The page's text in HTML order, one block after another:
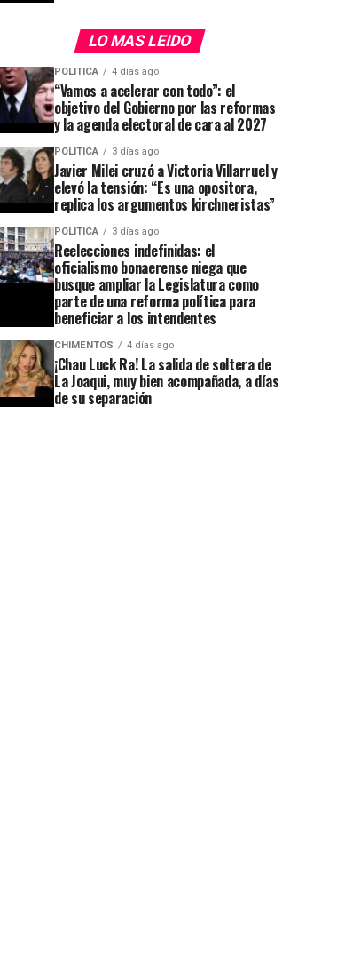
LO MAS LEIDO
POLITICA 4 días ago
“Vamos a acelerar con todo”: el
objetivo del Gobierno por las reformas
y la agenda electoral de cara al 2027
POLITICA 3 días ago
Javier Milei cruzó a Victoria Villarruel y
elevó la tensión: “Es una opositora,
replica los argumentos kirchneristas”
POLITICA 3 días ago
Reelecciones indefinidas: el
oficialismo bonaerense niega que
busque ampliar la Legislatura como
parte de una reforma política para
beneficiar a los intendentes
CHIMENTOS 4 días ago
¡Chau Luck Ra! La salida de soltera de
La Joaqui, muy bien acompañada, a días
de su separación